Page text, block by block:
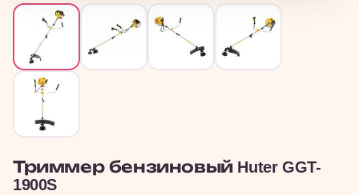
Триммер бензиновый Huter GGT-
1900S